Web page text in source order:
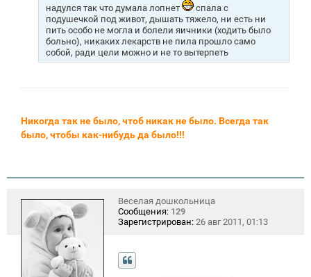
надулся так что думала лопнет
спала с
подушечкой под живот, дышать тяжело, ни есть ни
пить особо не могла и болели яичники (ходить было
больно), никаких лекарств не пила прошло само
собой, ради цели можно и не то вытерпеть
Никогда так не было, чтоб никак не было. Всегда так
было, чтобы как-нибудь да было!!!
Веселая дошкольница
Сообщения: 129
Зарегистрирован: 26 авг 2011, 01:13